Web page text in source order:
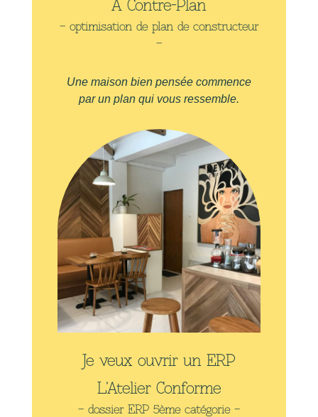
A Contre-Plan
– optimisation de plan de constructeur
–
Une maison bien pensée commence
par un plan qui vous ressemble.
Je veux ouvrir un ERP
L’Atelier Conforme
– dossier ERP 5ème catégorie –